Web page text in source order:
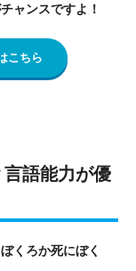
ャンスですよ！
こちら
語能力が優
くろか死にぼく